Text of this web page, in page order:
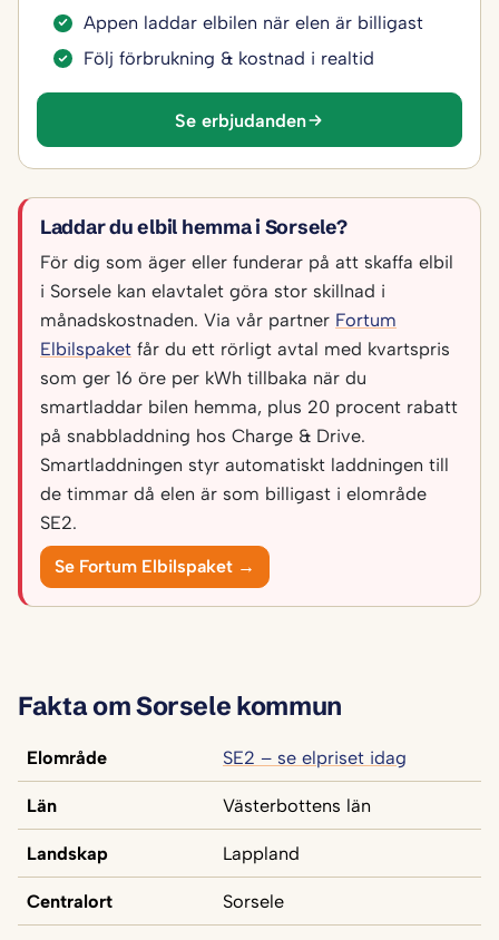
Appen laddar elbilen när elen är billigast
Följ förbrukning & kostnad i realtid
Se erbjudanden
Laddar du elbil hemma i Sorsele?
För dig som äger eller funderar på att skaffa elbil
i Sorsele kan elavtalet göra stor skillnad i
månadskostnaden. Via vår partner Fortum
Elbilspaket får du ett rörligt avtal med kvartspris
som ger 16 öre per kWh tillbaka när du
smartladdar bilen hemma, plus 20 procent rabatt
på snabbladdning hos Charge & Drive.
Smartladdningen styr automatiskt laddningen till
de timmar då elen är som billigast i elområde
SE2.
Se Fortum Elbilspaket →
Fakta om Sorsele kommun
Elområde SE2 – se elpriset idag
Län Västerbottens län
Landskap Lappland
Centralort Sorsele